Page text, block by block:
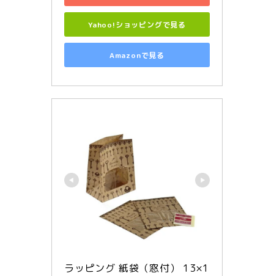
Yahoo!ショッピングで見る
Amazonで見る
ラッピング 紙袋（窓付） 13×1